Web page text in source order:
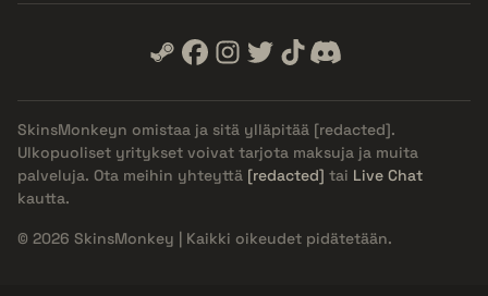
SkinsMonkeyn omistaa ja sitä ylläpitää [redacted].
Ulkopuoliset yritykset voivat tarjota maksuja ja muita
palveluja. Ota meihin yhteyttä [redacted] tai Live Chat
kautta.
© 2026 SkinsMonkey | Kaikki oikeudet pidätetään.